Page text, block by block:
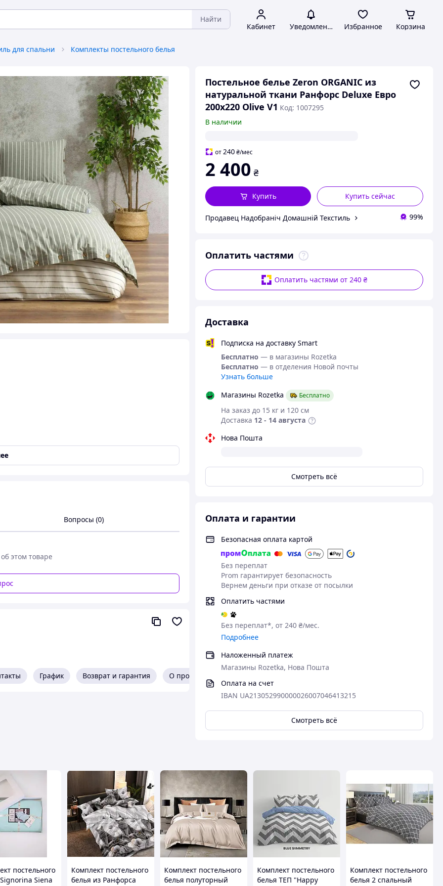
Найти
Кабинет Уведомления Избранное Корзина
для спальни Комплекты постельного белья
Постельное белье Zeron ORGANIC из
натуральной ткани Ранфорс Deluxe Евро
200х220 Olive V1 Код: 1007295
В наличии
от240 ₴/мес
2 400 ₴
Купить сейчас
Купить
Продавец Надобраніч Домашній Текстиль 99%
Оплатить частями
Оплатить частями от 240 ₴
Доставка
Подписка на доставку Smart
Бесплатно — в магазины Rozetka
Бесплатно — в отделения Новой почты
Узнать больше
Магазины Rozetka
Бесплатно
На заказ до 15 кг и 120 см
Доставка 12 - 14 августа
Нова Пошта
Смотреть всё
Оплата и гарантии
Безопасная оплата картой
Без переплат
Prom гарантирует безопасность
Вернем деньги при отказе от посылки
Оплатить частями
Без переплат*, от 240 ₴/мес.
Подробнее
Наложенный платеж
Магазины Rozetka, Нова Пошта
Оплата на счет
IBAN UA213052990000026007046413215
Смотреть всё
выполнен из полностью натуральной хлопковой
Вопросы (0)
этом товаре
График Возврат и гарантия О продавце
постельного
Siena
Комплект постельного
белья из Ранфорса
Комплект постельного
белья полуторный
Комплект постельного
белья ТЕП "Happy
Комплект постельного
белья 2 спальный